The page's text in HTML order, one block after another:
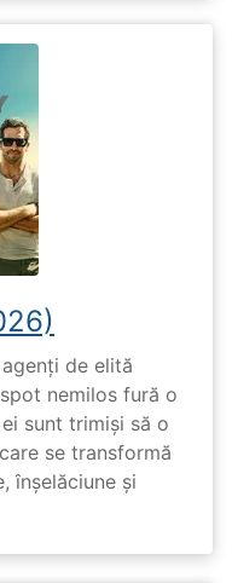
de elită
nemilos fură o
sunt trimiși să o
se transformă
înșelăciune și